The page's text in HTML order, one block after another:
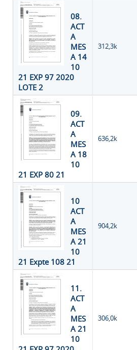
08.
ACT
A
MES
A 14
10
21 EXP 97 2020
LOTE 2
312,3k
09.
ACT
A
MES
A 18
10
21 EXP 80 21
636,2k
10
ACT
A
MES
A 21
10
21 Expte 108 21
904,2k
11.
ACT
A
MES
A 21
10
306,0k